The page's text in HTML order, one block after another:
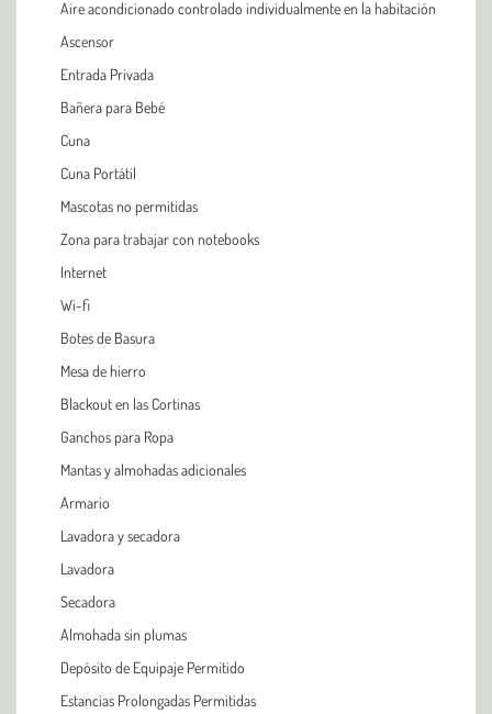
Aire acondicionado controlado individualmente en la habitación
Ascensor
Entrada Privada
Bañera para Bebé
Cuna
Cuna Portátil
Mascotas no permitidas
Zona para trabajar con notebooks
Internet
Wi-fi
Botes de Basura
Mesa de hierro
Blackout en las Cortinas
Ganchos para Ropa
Mantas y almohadas adicionales
Armario
Lavadora y secadora
Lavadora
Secadora
Almohada sin plumas
Depósito de Equipaje Permitido
Estancias Prolongadas Permitidas